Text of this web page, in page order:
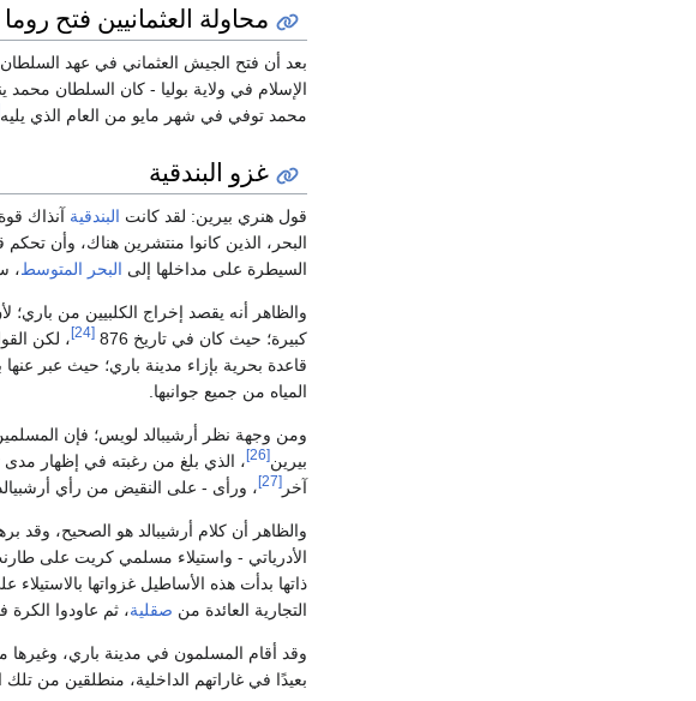
محاولة العثمانيين فتح روما
بعد أن فتح الجيش العثماني في عهد السلطان
الإسلام في ولاية بوليا - كان السلطان
محمد توفي في شهر مايو من العام الذي يليه
غزو البندقية
قول هنري بيرين: لقد كانت البندقية
البحر، الذين كانوا منتشرين هناك، وأن
السيطرة على مداخلها إلى البحر المتوسط، ساعدت سنة
والظاهر أنه يقصد إخراج الكلبيين من باري؛
كبيرة؛ حيث كان في تاريخ 876
[24] ، لكن
قاعدة بحرية بإزاء مدينة باري؛ حيث عبر
المياه من جميع جوانبها.
ومن وجهة نظر أرشيبالد لويس؛ فإن المسلمين
بيرين[26]
، الذي بلغ من رغبته في إظهار
آخر [27] ، ورأى - على النقيض من رأي أرشبيالد
والظاهر أن كلام أرشيبالد هو الصحيح، وقد
ذاتها بدأت هذه الأساطيل غزواتها
التجارية العائدة من صقلية، ثم عاودوا الكرة
وقد أقام المسلمون في مدينة باري، وغيرها
بعيدًا في غاراتهم الداخلية، منطلقين من